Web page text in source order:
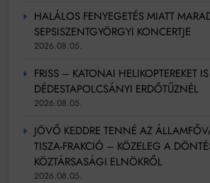
HALÁLOS FENYEGETÉS MIATT
SEPSISZENTGYÖRGYI KONCERTJE
2026.08.05.
FRISS – KATONAI HELIKOPTEREKET
DÉDESTAPOLCSÁNYI ERDŐTŰZNÉL
2026.08.05.
JÖVŐ KEDDRE TENNÉ AZ
TISZA-FRAKCIÓ – KÖZELEG A
KÖZTÁRSASÁGI ELNÖKRŐL
2026.08.05.